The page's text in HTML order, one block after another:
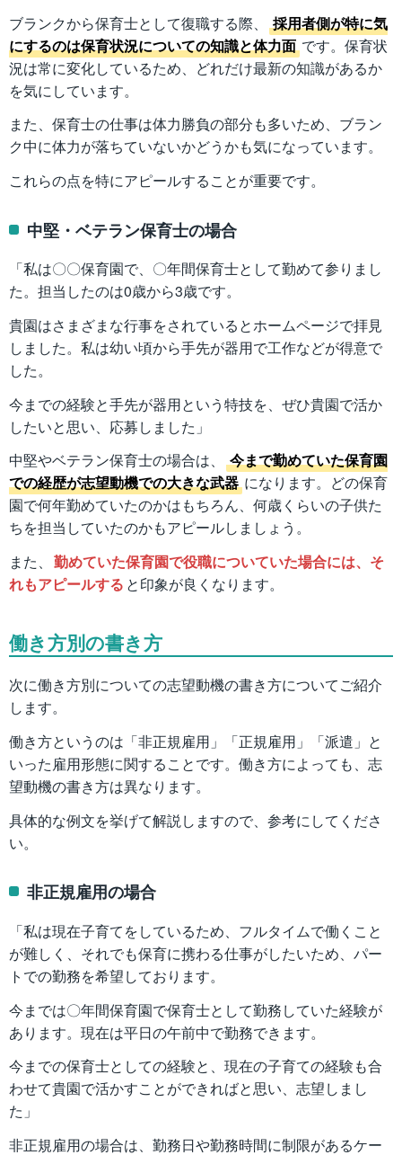
ブランクから保育士として復職する際、
採用者側が特に気
にするのは保育状況についての知識と体力面 です。保育状
況は常に変化しているため、どれだけ最新の知識があるか
を気にしています。
また、保育士の仕事は体力勝負の部分も多いため、ブラン
ク中に体力が落ちていないかどうかも気になっています。
これらの点を特にアピールすることが重要です。
中堅・ベテラン保育士の場合
「私は〇〇保育園で、〇年間保育士として勤めて参りまし
た。担当したのは0歳から3歳です。
貴園はさまざまな行事をされているとホームページで拝見
しました。私は幼い頃から手先が器用で工作などが得意で
した。
今までの経験と手先が器用という特技を、ぜひ貴園で活か
したいと思い、応募しました」
中堅やベテラン保育士の場合は、
今まで勤めていた保育園
での経歴が志望動機での大きな武器 になります。どの保育
園で何年勤めていたのかはもちろん、何歳くらいの子供た
ちを担当していたのかもアピールしましょう。
また、 勤めていた保育園で役職についていた場合には、そ
れもアピールする と印象が良くなります。
働き方別の書き方
次に働き方別についての志望動機の書き方についてご紹介
します。
働き方というのは「非正規雇用」「正規雇用」「派遣」と
いった雇用形態に関することです。働き方によっても、志
望動機の書き方は異なります。
具体的な例文を挙げて解説しますので、参考にしてくださ
い。
非正規雇用の場合
「私は現在子育てをしているため、フルタイムで働くこと
が難しく、それでも保育に携わる仕事がしたいため、パー
トでの勤務を希望しております。
今までは〇年間保育園で保育士として勤務していた経験が
あります。現在は平日の午前中で勤務できます。
今までの保育士としての経験と、現在の子育ての経験も合
わせて貴園で活かすことができればと思い、志望しまし
た」
非正規雇用の場合は、勤務日や勤務時間に制限があるケー